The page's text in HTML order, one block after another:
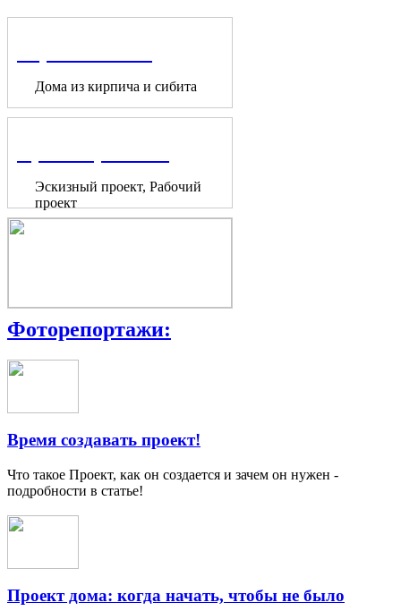
Дома из кирпича и сибита
Эскизный проект, Рабочий
проект
Фоторепортажи:
Время создавать проект!
Что такое Проект, как он создается и зачем он нужен -
подробности в статье!
Проект дома: когда начать, чтобы не было